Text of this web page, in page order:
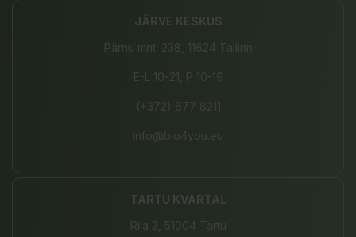
JÄRVE KESKUS
Pärnu mnt. 238, 11624 Tallinn
E-L 10-21, P 10-19
(+372) 677 8211
info@bio4you.eu
TARTU KVARTAL
Riia 2, 51004 Tartu